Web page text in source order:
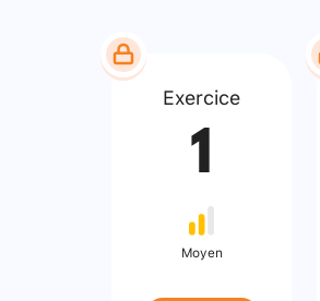
Exercice
1
Moyen